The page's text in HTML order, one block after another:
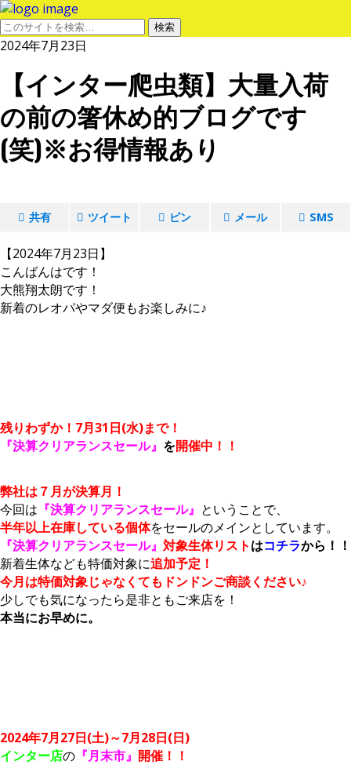
2024年7月23日
【インター爬虫類】大量入荷
の前の箸休め的ブログです
(笑)※お得情報あり
共有 ツイート ピン メール SMS
【2024年7月23日】
こんばんはです！
大熊翔太朗です！
新着のレオパやマダ便もお楽しみに♪
残りわずか！7月31日(水)まで！
『決算クリアランスセール』 を開催中！！
弊社は７月が決算月！
今回は 『決算クリアランスセール』 ということで、
半年以上在庫している個体をセールのメインとしています。
『決算クリアランスセール』 対象生体リストはコチラから！！
新着生体なども特価対象に追加予定！
今月は特価対象じゃなくてもドンドンご商談ください♪
少しでも気になったら是非ともご来店を！
本当にお早めに。
2024年7月27日(土)～7月28日(日)
インター店の 『月末市』 開催！！